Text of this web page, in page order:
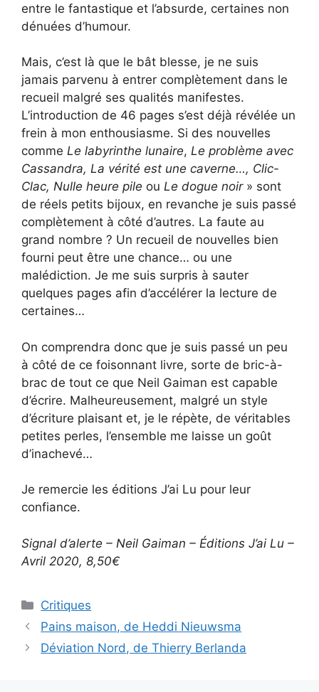
entre le fantastique et l’absurde, certaines non
dénuées d’humour.
Mais, c’est là que le bât blesse, je ne suis
jamais parvenu à entrer complètement dans le
recueil malgré ses qualités manifestes.
L’introduction de 46 pages s’est déjà révélée un
frein à mon enthousiasme. Si des nouvelles
comme Le labyrinthe lunaire, Le problème avec
Cassandra, La vérité est une caverne…, Clic-
Clac, Nulle heure pile ou Le dogue noir» sont
de réels petits bijoux, en revanche je suis passé
complètement à côté d’autres. La faute au
grand nombre ? Un recueil de nouvelles bien
fourni peut être une chance… ou une
malédiction. Je me suis surpris à sauter
quelques pages afin d’accélérer la lecture de
certaines…
On comprendra donc que je suis passé un peu
à côté de ce foisonnant livre, sorte de bric-à-
brac de tout ce que Neil Gaiman est capable
d’écrire. Malheureusement, malgré un style
d’écriture plaisant et, je le répète, de véritables
petites perles, l’ensemble me laisse un goût
d’inachevé…
Je remercie les éditions J’ai Lu pour leur
confiance.
Signal d’alerte – Neil Gaiman – Éditions J’ai Lu –
Avril 2020, 8,50€
Critiques
Pains maison, de Heddi Nieuwsma
Déviation Nord, de Thierry Berlanda